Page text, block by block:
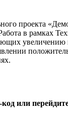
проекта
в рамках
или